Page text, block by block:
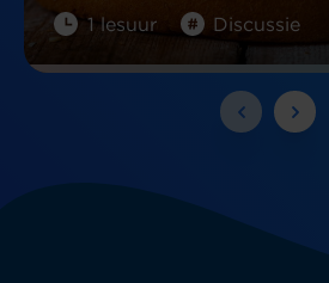
1 lesuur
Discussie